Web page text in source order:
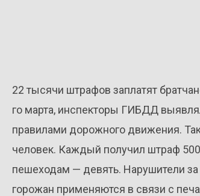
22 тысячи штрафов заплатят
го марта, инспекторы ГИБДД
правилами дорожного движения.
человек. Каждый получил штраф
пешеходам — девять. Нарушители
горожан применяются в связи с